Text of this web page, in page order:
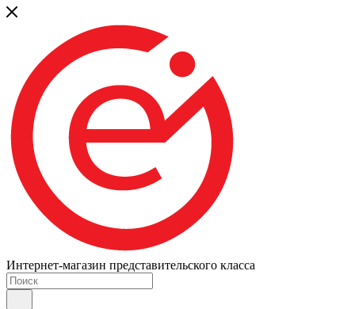
Интернет-магазин представительского класса